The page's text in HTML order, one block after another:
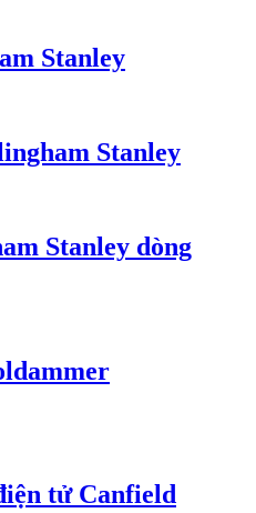
Stanley
Stanley
Stanley dòng
tử Canfield